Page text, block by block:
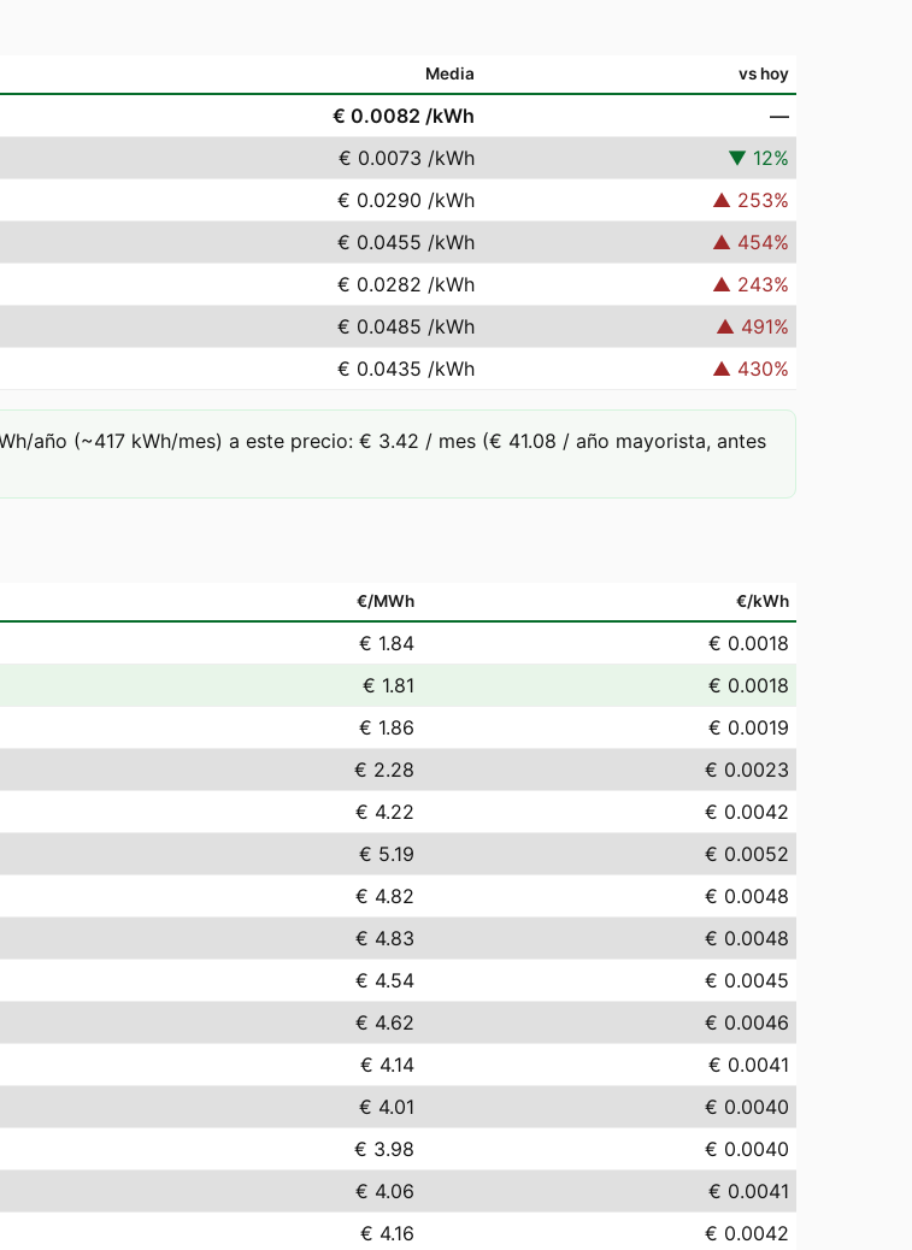
Media vs hoy
€ 0.0082 /kWh
—
€ 0.0073 /kWh ▼ 12%
€ 0.0290 /kWh ▲ 253%
€ 0.0455 /kWh ▲ 454%
€ 0.0282 /kWh ▲ 243%
€ 0.0485 /kWh ▲ 491%
€ 0.0435 /kWh ▲ 430%
año (~417 kWh/mes) a este precio: € 3.42 / mes (€ 41.08 / año mayorista, antes
€/MWh €/kWh
€ 1.84
€ 0.0018
€ 1.81
€ 0.0018
€ 1.86
€ 0.0019
€ 2.28
€ 0.0023
€ 4.22
€ 0.0042
€ 5.19
€ 0.0052
€ 4.82
€ 0.0048
€ 4.83
€ 0.0048
€ 4.54
€ 0.0045
€ 4.62
€ 0.0046
€ 4.14
€ 0.0041
€ 4.01
€ 0.0040
€ 3.98
€ 0.0040
€ 4.06
€ 0.0041
€ 4.16
€ 0.0042